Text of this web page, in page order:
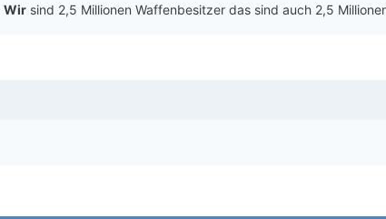
Wirsind 2,5 Millionen Waffenbesitzer das sind auch 2,5